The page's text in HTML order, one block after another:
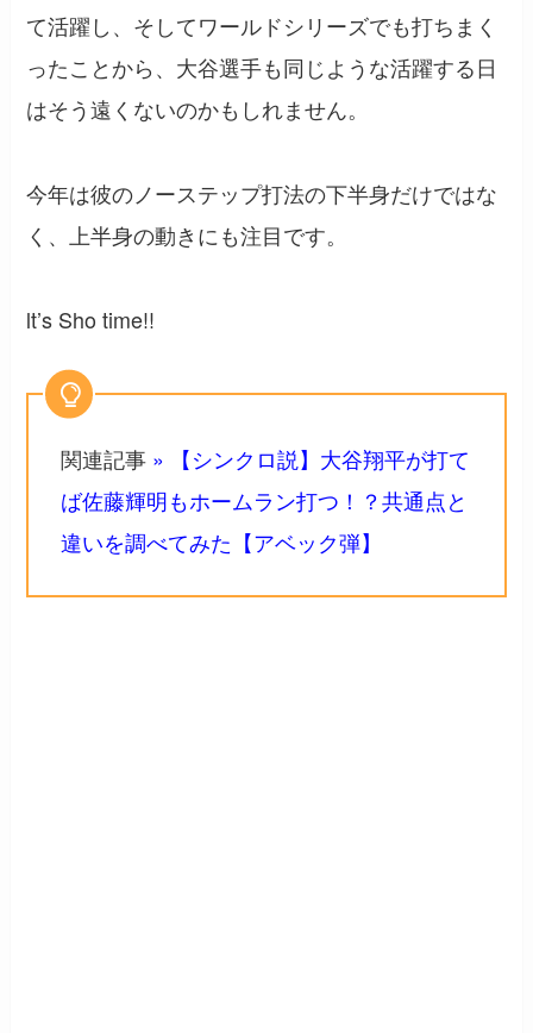
て活躍し、そしてワールドシリーズでも打ちまく
ったことから、大谷選手も同じような活躍する日
はそう遠くないのかもしれません。
今年は彼のノーステップ打法の下半身だけではな
く、上半身の動きにも注目です。
lt’s Sho time!!
関連記事 » 【シンクロ説】大谷翔平が打て
ば佐藤輝明もホームラン打つ！？共通点と
違いを調べてみた【アベック弾】